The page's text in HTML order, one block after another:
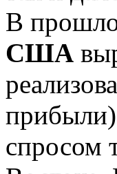
В
США
спросом